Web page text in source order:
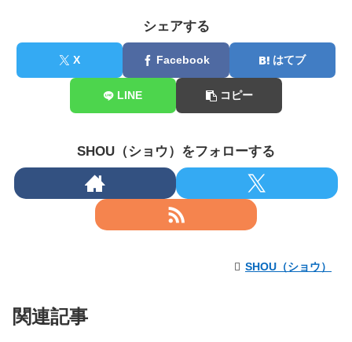
シェアする
X Facebook はてブ
LINE コピー
SHOU（ショウ）をフォローする
SHOU（ショウ）
関連記事